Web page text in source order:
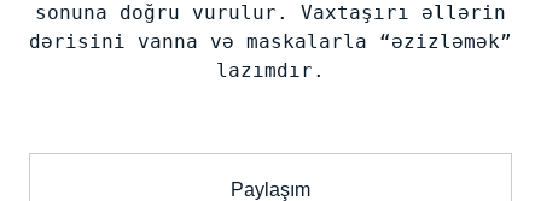
sonuna doğru vurulur. Vaxtaşırı əllərin
dərisini vanna və maskalarla “əzizləmək”
lazımdır.
Paylaşım